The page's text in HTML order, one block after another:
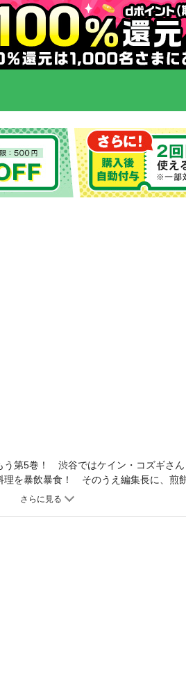
第5巻！ 渋谷ではケイン・コズギさん
を暴飲暴食！ そのうえ編集長に、煎
で修行に励む!! 時にはカワイイ芸能人